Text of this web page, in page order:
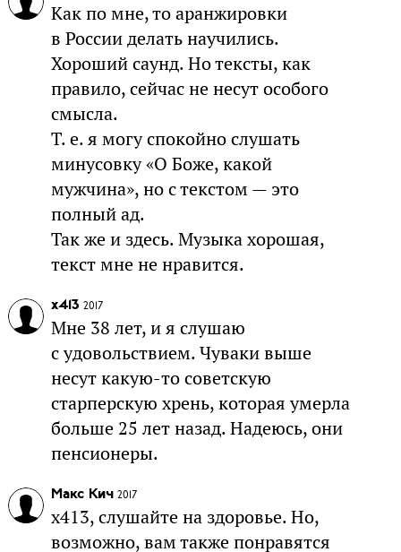
Как по мне, то аранжировки
в России делать научились.
Хороший саунд. Но тексты, как
правило, сейчас не несут особого
смысла.
Т. е. я могу спокойно слушать
минусовку «О Боже, какой
мужчина», но с текстом — это
полный ад.
Так же и здесь. Музыка хорошая,
текст мне не нравится.
x413 2017
Мне 38 лет, и я слушаю
с удовольствием. Чуваки выше
несут какую-то советскую
старперскую хрень, которая умерла
больше 25 лет назад. Надеюсь, они
пенсионеры.
Макс Кич 2017
x413, слушайте на здоровье. Но,
возможно, вам также понравятся